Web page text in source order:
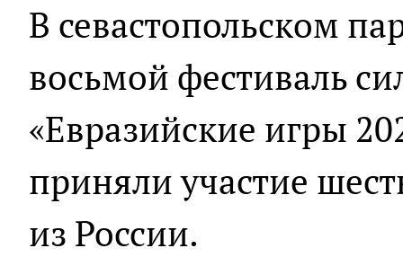
В севастопольском
восьмой фестиваль
«Евразийские игры
приняли участие
из России.